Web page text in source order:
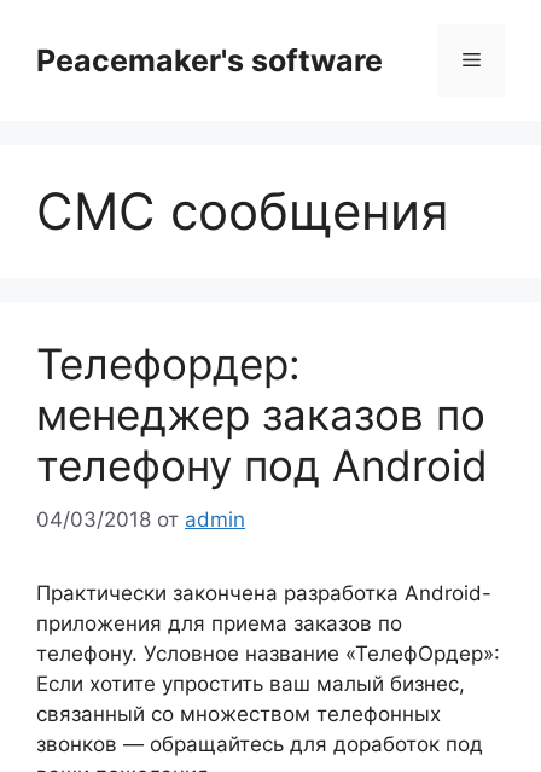
содержимому
Peacemaker's software Меню
СМС сообщения
Телефордер:
менеджер заказов по
телефону под Android
04/03/2018 от admin
Практически закончена разработка Android-
приложения для приема заказов по
телефону. Условное название «ТелефОрдер»:
Если хотите упростить ваш малый бизнес,
связанный со множеством телефонных
звонков — обращайтесь для доработок под